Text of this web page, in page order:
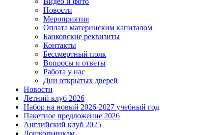
Новости
Мероприятия
Оплата материнским капиталом
Банковские реквизиты
Контакты
Бессмертный полк
Вопросы и ответы
Работа у нас
Дни открытых дверей
Новости
Летний клуб 2026
Набор на новый 2026-2027 учебный год
Пакетное предложение 2026
Английский клуб 2025
Дошкольникам